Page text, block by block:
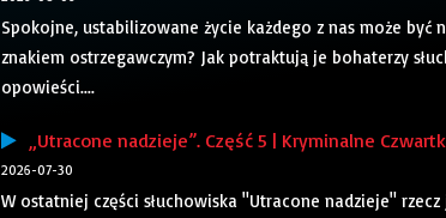
Spokojne, ustabilizowane życie każdego z nas może być
znakiem ostrzegawczym? Jak potraktują je bohaterzy
opowieści....
„Utracone nadzieje”. Część 5 | Kryminalne
2026-07-30
W ostatniej części słuchowiska "Utracone nadzieje"